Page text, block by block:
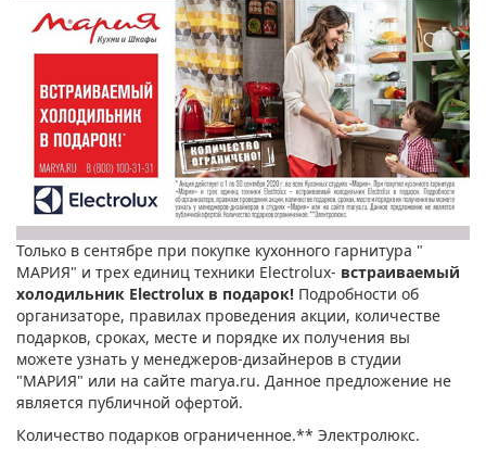
Только в сентябре при покупке кухонного гарнитура "
МАРИЯ" и трех единиц техники Electrolux- встраиваемый
холодильник Electrolux в подарок! Подробности об
организаторе, правилах проведения акции, количестве
подарков, сроках, месте и порядке их получения вы
можете узнать у менеджеров-дизайнеров в студии
"МАРИЯ" или на сайте marya.ru. Данное предложение не
является публичной офертой.
Количество подарков ограниченное.** Электролюкс.